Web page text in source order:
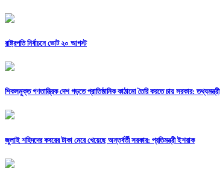
রাষ্ট্রপতি নির্বাচনে ভোট ২০ আগস্ট
শিকলমুক্ত গণতান্ত্রিক দেশ গড়তে প্রাতিষ্ঠানিক কাঠামো তৈরি করতে চায় সরকার: তথ্যমন্ত্রী
জুলাই শহিদদের কবরের টাকা মেরে খেয়েছে অন্তর্বর্তী সরকার: প্রতিমন্ত্রী ইশরাক